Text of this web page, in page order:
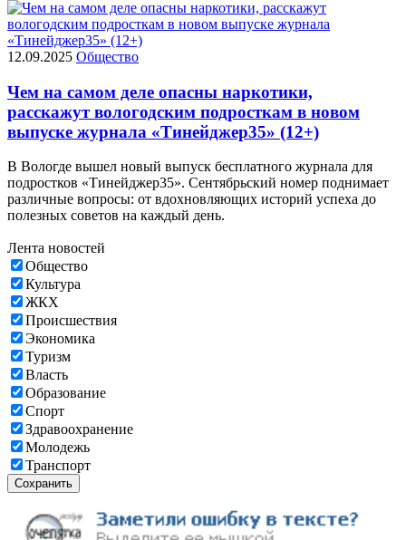
12.09.2025 Общество
Чем на самом деле опасны наркотики,
расскажут вологодским подросткам в новом
выпуске журнала «Тинейджер35» (12+)
В Вологде вышел новый выпуск бесплатного журнала для
подростков «Тинейджер35». Сентябрьский номер поднимает
различные вопросы: от вдохновляющих историй успеха до
полезных советов на каждый день.
Лента новостей
Общество
Культура
ЖКХ
Происшествия
Экономика
Туризм
Власть
Образование
Спорт
Здравоохранение
Молодежь
Транспорт
Сохранить